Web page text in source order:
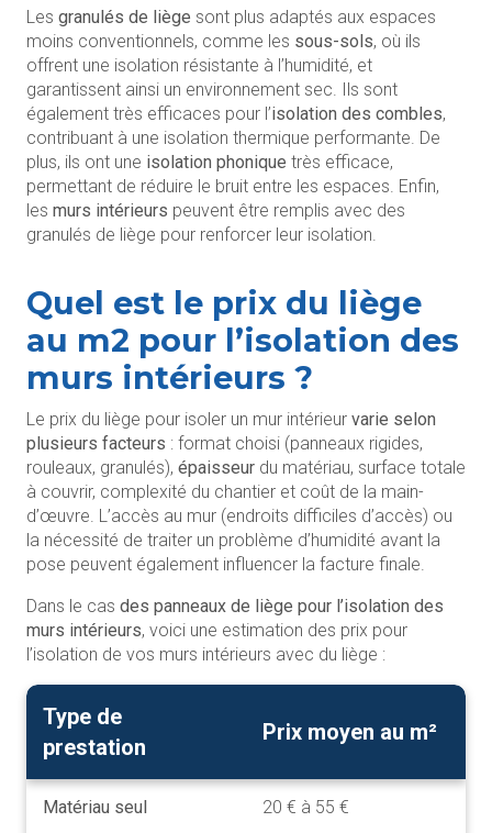
Les granulés de liège sont plus adaptés aux espaces
moins conventionnels, comme les sous-sols, où ils
offrent une isolation résistante à l’humidité, et
garantissent ainsi un environnement sec. Ils sont
également très efficaces pour l’isolation des combles,
contribuant à une isolation thermique performante. De
plus, ils ont une isolation phonique très efficace,
permettant de réduire le bruit entre les espaces. Enfin,
les murs intérieurs peuvent être remplis avec des
granulés de liège pour renforcer leur isolation.
Quel est le prix du liège
au m2 pour l’isolation des
murs intérieurs ?
Le prix du liège pour isoler un mur intérieur varie selon
plusieurs facteurs : format choisi (panneaux rigides,
rouleaux, granulés), épaisseur du matériau, surface totale
à couvrir, complexité du chantier et coût de la main-
d’œuvre. L’accès au mur (endroits difficiles d’accès) ou
la nécessité de traiter un problème d’humidité avant la
pose peuvent également influencer la facture finale.
Dans le cas des panneaux de liège pour l’isolation des
murs intérieurs, voici une estimation des prix pour
l’isolation de vos murs intérieurs avec du liège :
Type de
prestation
Prix moyen au m²
Matériau seul 20 € à 55 €